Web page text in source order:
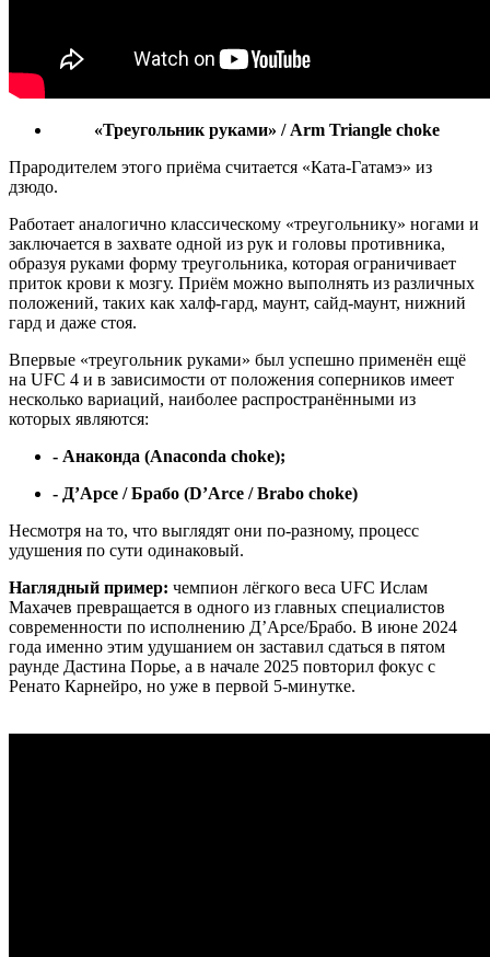
«Треугольник руками» / Arm Triangle choke
Прародителем этого приёма считается «Ката-Гатамэ» из
дзюдо.
Работает аналогично классическому «треугольнику» ногами и
заключается в захвате одной из рук и головы противника,
образуя руками форму треугольника, которая ограничивает
приток крови к мозгу. Приём можно выполнять из различных
положений, таких как халф-гард, маунт, сайд-маунт, нижний
гард и даже стоя.
Впервые «треугольник руками» был успешно применён ещё
на UFC 4 и в зависимости от положения соперников имеет
несколько вариаций, наиболее распространёнными из
которых являются:
- Анаконда (Anaconda choke);
- Д’Арсе / Брабо (D’Arce / Brabo choke)
Несмотря на то, что выглядят они по-разному, процесс
удушения по сути одинаковый.
Наглядный пример: чемпион лёгкого веса UFC Ислам
Махачев превращается в одного из главных специалистов
современности по исполнению Д’Арсе/Брабо. В июне 2024
года именно этим удушанием он заставил сдаться в пятом
раунде Дастина Порье, а в начале 2025 повторил фокус с
Ренато Карнейро, но уже в первой 5-минутке.